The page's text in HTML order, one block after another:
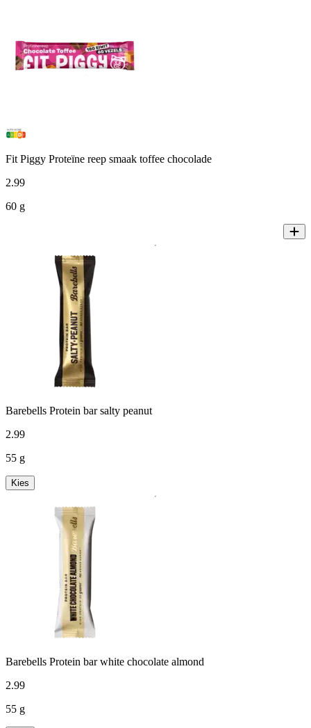
Fit Piggy Proteïne reep smaak toffee chocolade
2.99
60 g
Barebells Protein bar salty peanut
2.99
55 g
Kies
Barebells Protein bar white chocolate almond
2.99
55 g